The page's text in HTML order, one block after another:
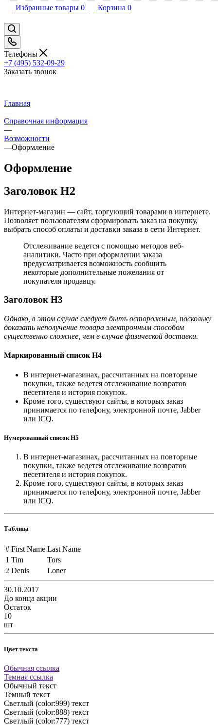
Избранные товары 0 Корзина 0
Телефоны
+7 (495) 532-09-29
Заказать звонок
Главная
—
Справочная информация
—
Возможности
—Оформление
Оформление
Заголовок H2
Интернет-магазин — сайт, торгующий товарами в интернете.
Позволяет пользователям сформировать заказ на покупку,
выбрать способ оплаты и доставки заказа в сети Интернет.
Отслеживание ведется с помощью методов веб-
аналитики. Часто при оформлении заказа
предусматривается возможность сообщить
некоторые дополнительные пожелания от
покупателя продавцу.
Заголовок H3
Однако, в этом случае следует быть осторожным, поскольку
доказать неполучение товара электронным способом
существенно сложнее, чем в случае физической доставки.
Маркированный список H4
В интернет-магазинах, рассчитанных на повторные
покупки, также ведется отслеживание возвратов
песетителя и история покупок.
Кроме того, существуют сайты, в которых заказ
принимается по телефону, электронной почте, Jabber
или ICQ.
Нумерованный список H5
В интернет-магазинах, рассчитанных на повторные
покупки, также ведется отслеживание возвратов
песетителя и история покупок.
Кроме того, существуют сайты, в которых заказ
принимается по телефону, электронной почте, Jabber
или ICQ.
Таблица
# First Name Last Name
1 Tim
Tors
2 Denis Loner
30.10.2017
До конца акции
Остаток
10
шт
Цвет текста
Обычная ссылка
Темная ссылка
Обычный текст
Темный текст
Светлый (color:999) текст
Светлый (color:888) текст
Светлый (color:777) текст